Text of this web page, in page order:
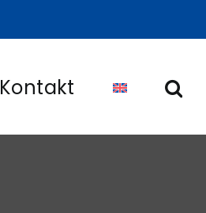
Kontakt